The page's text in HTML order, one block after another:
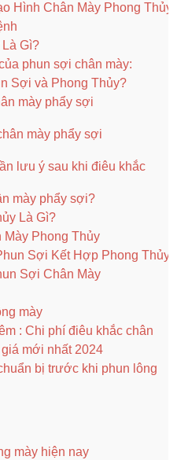
Hình Chân Mày Phong Thủy:
Gì?
phun sợi chân mày:
Sợi và Phong Thủy?
mày phẩy sợi
mày phẩy sợi
lưu ý sau khi điêu khắc
mày phẩy sợi?
Là Gì?
Mày Phong Thủy
Sợi Kết Hợp Phong Thủy
Sợi Chân Mày
mày
: Chi phí điêu khắc chân
mới nhất 2024
bị trước khi phun lông
mày hiện nay